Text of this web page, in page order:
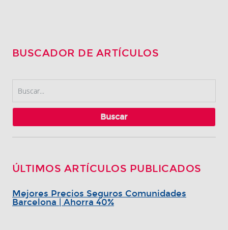
BUSCADOR DE ARTÍCULOS
Buscar
ÚLTIMOS ARTÍCULOS PUBLICADOS
Mejores Precios Seguros Comunidades
Barcelona | Ahorra 40%